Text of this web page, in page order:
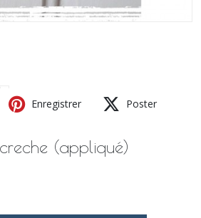
Enregistrer Poster
(appliqué)